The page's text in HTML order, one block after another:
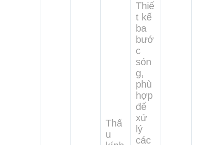
Thấ
u
Thiế
t kế
ba
bướ
c
són
g,
phù
hợp
để
xử
lý
các